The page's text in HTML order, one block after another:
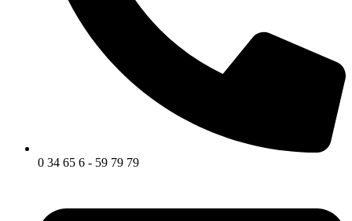
0 34 65 6 - 59 79 79